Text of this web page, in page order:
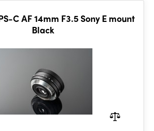
C AF 14mm F3.5 Sony E mount
Black